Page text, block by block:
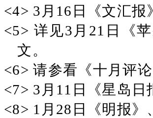
<4> 3月16日《文汇报
<5> 详见3月21日《
文。
<6> 请参看《十月评
<7> 3月11日《星岛日
<8> 1月28日《明报